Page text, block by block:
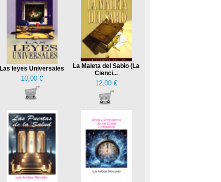
Las leyes Universales
10,00 €
La Maleta del Sabio (La
Cienci...
12,00 €